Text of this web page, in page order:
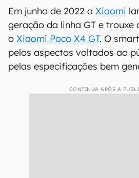
Em junho de 2022 a Xiaomi
geração da linha GT e trouxe
o Xiaomi Poco X4 GT. O
pelos aspectos voltados ao
pelas especificações bem
CONTINUA APÓS A